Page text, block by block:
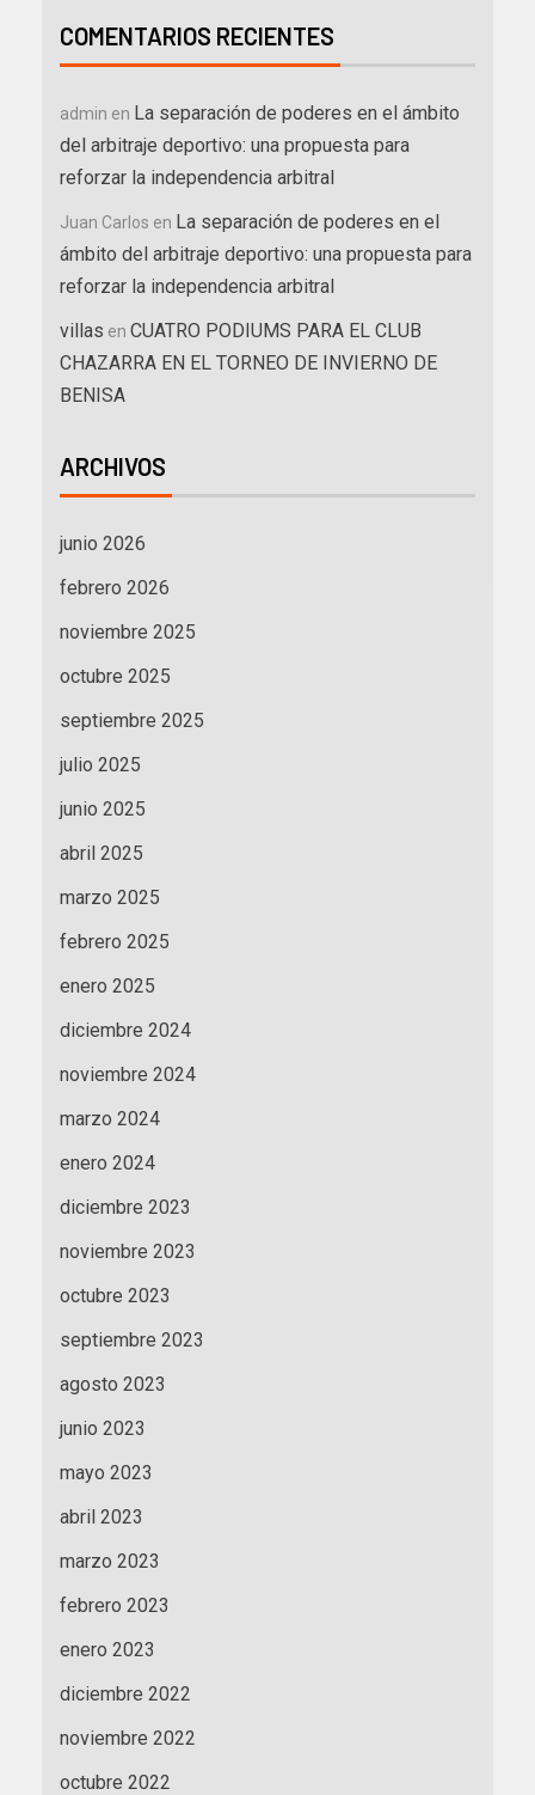
COMENTARIOS RECIENTES
admin en La separación de poderes en el ámbito
del arbitraje deportivo: una propuesta para
reforzar la independencia arbitral
Juan Carlos en La separación de poderes en el
ámbito del arbitraje deportivo: una propuesta para
reforzar la independencia arbitral
villas en CUATRO PODIUMS PARA EL CLUB
CHAZARRA EN EL TORNEO DE INVIERNO DE
BENISA
ARCHIVOS
junio 2026
febrero 2026
noviembre 2025
octubre 2025
septiembre 2025
julio 2025
junio 2025
abril 2025
marzo 2025
febrero 2025
enero 2025
diciembre 2024
noviembre 2024
marzo 2024
enero 2024
diciembre 2023
noviembre 2023
octubre 2023
septiembre 2023
agosto 2023
junio 2023
mayo 2023
abril 2023
marzo 2023
febrero 2023
enero 2023
diciembre 2022
noviembre 2022
octubre 2022